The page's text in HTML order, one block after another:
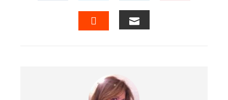
FACEBOOKTWITTERLINKEDIN